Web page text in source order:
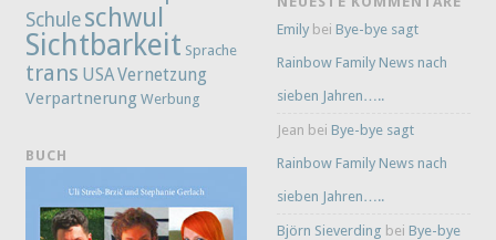
Schule schwul
Sichtbarkeit Sprache
trans USAVernetzung
Verpartnerung Werbung
BUCH
Emily bei Bye-bye sagt
Rainbow Family News nach
sieben Jahren…..
Jean bei Bye-bye sagt
Rainbow Family News nach
sieben Jahren…..
Björn Sieverding bei Bye-bye